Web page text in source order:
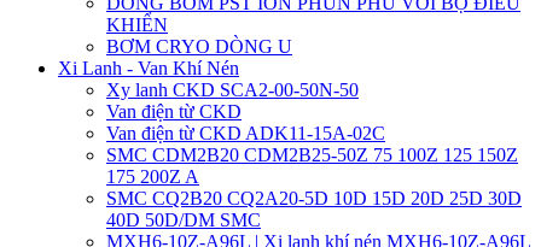
KHIỂN
BƠM CRYO DÒNG U
Xi Lanh - Van Khí Nén
Xy lanh CKD SCA2-00-50N-50
Van điện từ CKD
Van điện từ CKD ADK11-15A-02C
SMC CDM2B20 CDM2B25-50Z 75 100Z 125 150Z
175 200Z A
SMC CQ2B20 CQ2A20-5D 10D 15D 20D 25D 30D
40D 50D/DM SMC
MXH6-10Z-A96L | Xi lanh khí nén MXH6-10Z-A96L